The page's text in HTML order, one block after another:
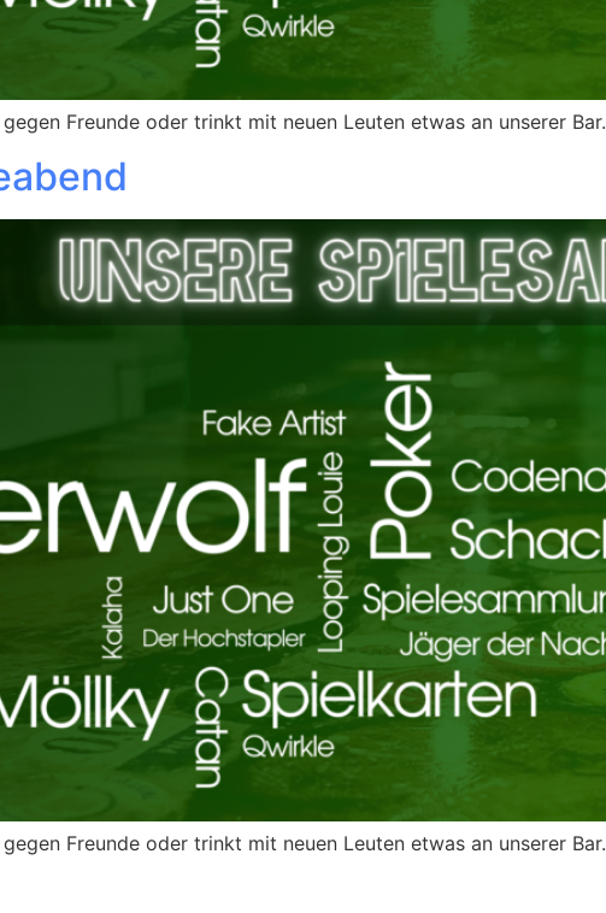
Freunde oder trinkt mit neuen Leuten etwas an unserer Bar.
Freunde oder trinkt mit neuen Leuten etwas an unserer Bar.